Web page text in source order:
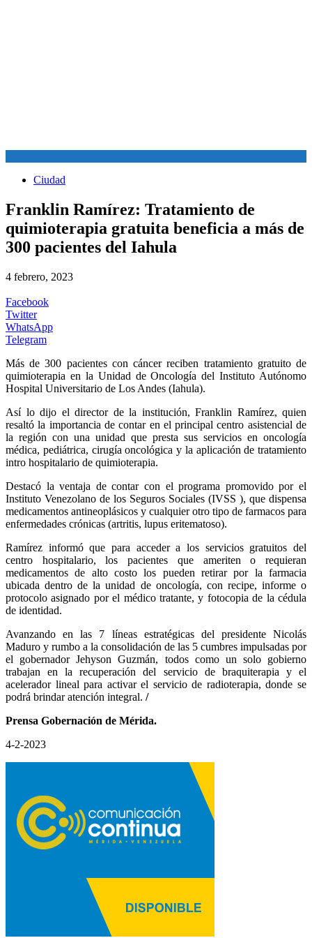
Ciudad
Franklin Ramírez: Tratamiento de
quimioterapia gratuita beneficia a más de
300 pacientes del Iahula
4 febrero, 2023
Facebook
Twitter
WhatsApp
Telegram
Más de 300 pacientes con cáncer reciben tratamiento gratuito de
quimioterapia en la Unidad de Oncología del Instituto Autónomo
Hospital Universitario de Los Andes (Iahula).
Así lo dijo el director de la institución, Franklin Ramírez, quien
resaltó la importancia de contar en el principal centro asistencial de
la región con una unidad que presta sus servicios en oncología
médica, pediátrica, cirugía oncológica y la aplicación de tratamiento
intro hospitalario de quimioterapia.
Destacó la ventaja de contar con el programa promovido por el
Instituto Venezolano de los Seguros Sociales (IVSS ), que dispensa
medicamentos antineoplásicos y cualquier otro tipo de farmacos para
enfermedades crónicas (artritis, lupus eritematoso).
Ramírez informó que para acceder a los servicios gratuitos del
centro hospitalario, los pacientes que ameriten o requieran
medicamentos de alto costo los pueden retirar por la farmacia
ubicada dentro de la unidad de oncología, con recipe, informe o
protocolo asignado por el médico tratante, y fotocopia de la cédula
de identidad.
Avanzando en las 7 líneas estratégicas del presidente Nicolás
Maduro y rumbo a la consolidación de las 5 cumbres impulsadas por
el gobernador Jehyson Guzmán, todos como un solo gobierno
trabajan en la recuperación del servicio de braquiterapia y el
acelerador lineal para activar el servicio de radioterapia, donde se
podrá brindar atención integral. /
Prensa Gobernación de Mérida.
4-2-2023